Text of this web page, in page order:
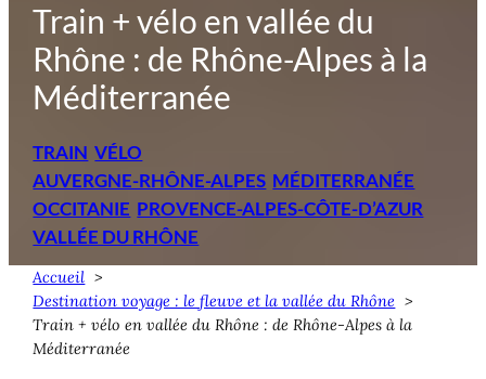
Train + vélo en vallée du
Rhône : de Rhône-Alpes à la
Méditerranée
TRAIN VÉLO
AUVERGNE-RHÔNE-ALPES MÉDITERRANÉE
OCCITANIE PROVENCE-ALPES-CÔTE-D’AZUR
VALLÉE DU RHÔNE
Accueil
Destination voyage : le fleuve et la vallée du Rhône
Train + vélo en vallée du Rhône : de Rhône-Alpes à la
Méditerranée